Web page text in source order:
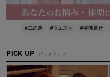
#二の腕 #ウエスト #谷間見せ
PICK UP ピックアップ